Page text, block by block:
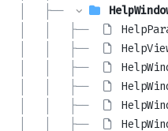
│   │   ├──
│   │   │   ├──
│   │   │   ├──
│   │   │   ├──
│   │   │   ├──
│   │   │   ├──
│   │   │   ├──